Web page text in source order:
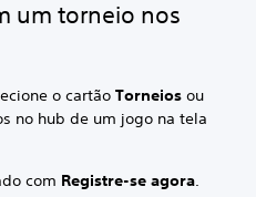
um torneio nos
o cartão Torneios ou
no hub de um jogo na tela
com Registre-se agora.